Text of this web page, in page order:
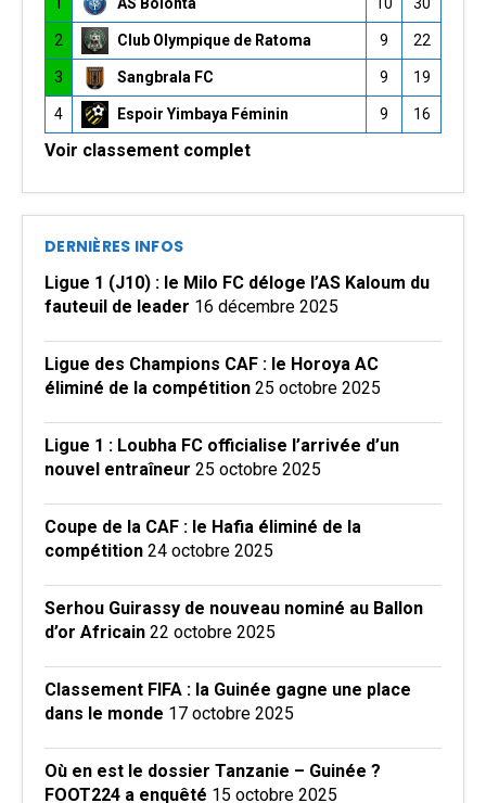
2 Club Olympique de Ratoma 9 22
3 Sangbrala FC 9 19
4 Espoir Yimbaya Féminin 9 16
Voir classement complet
DERNIÈRES INFOS
Ligue 1 (J10) : le Milo FC déloge l’AS Kaloum du
fauteuil de leader 16 décembre 2025
Ligue des Champions CAF : le Horoya AC
éliminé de la compétition 25 octobre 2025
Ligue 1 : Loubha FC officialise l’arrivée d’un
nouvel entraîneur 25 octobre 2025
Coupe de la CAF : le Hafia éliminé de la
compétition 24 octobre 2025
Serhou Guirassy de nouveau nominé au Ballon
d’or Africain 22 octobre 2025
Classement FIFA : la Guinée gagne une place
dans le monde 17 octobre 2025
Où en est le dossier Tanzanie – Guinée ?
FOOT224 a enquêté 15 octobre 2025